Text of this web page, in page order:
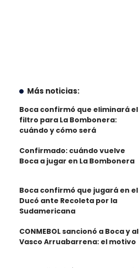
Más noticias:
Boca confirmó que eliminará el
filtro para La Bombonera:
cuándo y cómo será
Confirmado: cuándo vuelve
Boca a jugar en La Bombonera
Boca confirmó que jugará en el
Ducó ante Recoleta por la
Sudamericana
CONMEBOL sancionó a Boca y al
Vasco Arruabarrena: el motivo